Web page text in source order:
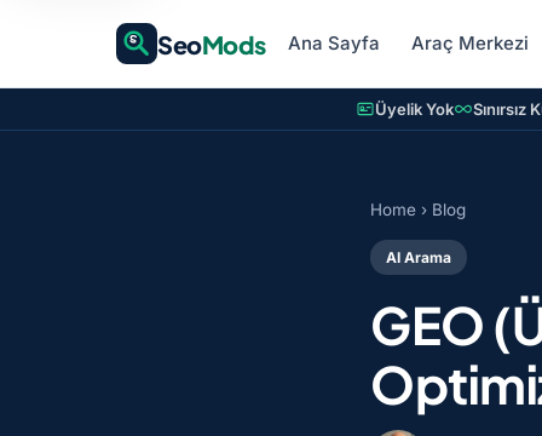
SeoMods Ana Sayfa Araç Merkezi
Üyelik Yok Sınırsız
Home › Blog
AI Arama
GEO